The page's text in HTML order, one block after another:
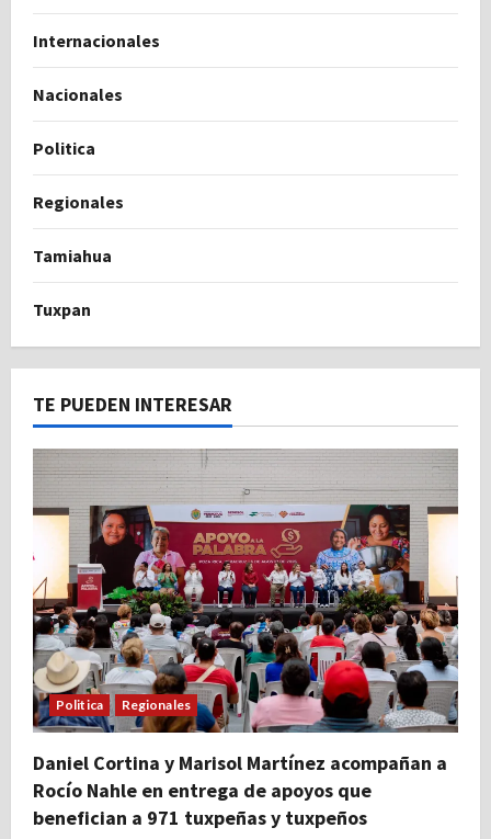
Internacionales
Nacionales
Politica
Regionales
Tamiahua
Tuxpan
TE PUEDEN INTERESAR
Politica Regionales
Daniel Cortina y Marisol Martínez acompañan a
Rocío Nahle en entrega de apoyos que
benefician a 971 tuxpeñas y tuxpeños